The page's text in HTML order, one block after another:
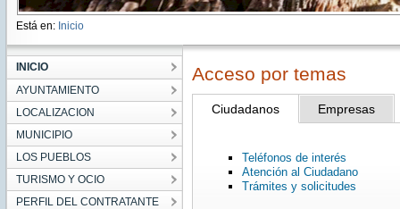
Está en: Inicio
INICIO
AYUNTAMIENTO
LOCALIZACION
MUNICIPIO
LOS PUEBLOS
TURISMO Y OCIO
PERFIL DEL CONTRATANTE
Acceso por temas
Ciudadanos Empresas
Teléfonos de interés
Atención al Ciudadano
Trámites y solicitudes